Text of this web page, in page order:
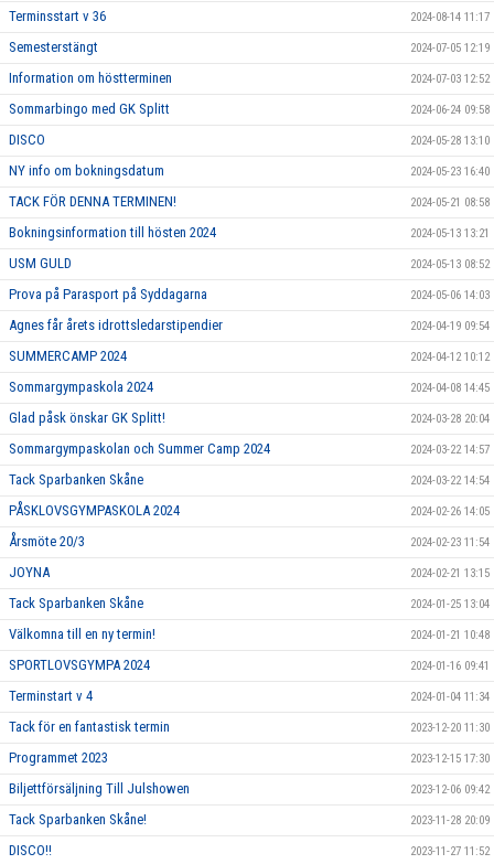
Terminsstart v 36 2024-08-14 11:17
Semesterstängt 2024-07-05 12:19
Information om höstterminen 2024-07-03 12:52
Sommarbingo med GK Splitt 2024-06-24 09:58
DISCO 2024-05-28 13:10
NY info om bokningsdatum 2024-05-23 16:40
TACK FÖR DENNA TERMINEN! 2024-05-21 08:58
Bokningsinformation till hösten 2024 2024-05-13 13:21
USM GULD 2024-05-13 08:52
Prova på Parasport på Syddagarna 2024-05-06 14:03
Agnes får årets idrottsledarstipendier 2024-04-19 09:54
SUMMERCAMP 2024 2024-04-12 10:12
Sommargympaskola 2024 2024-04-08 14:45
Glad påsk önskar GK Splitt! 2024-03-28 20:04
Sommargympaskolan och Summer Camp 2024 2024-03-22 14:57
Tack Sparbanken Skåne 2024-03-22 14:54
PÅSKLOVSGYMPASKOLA 2024 2024-02-26 14:05
Årsmöte 20/3 2024-02-23 11:54
JOYNA 2024-02-21 13:15
Tack Sparbanken Skåne 2024-01-25 13:04
Välkomna till en ny termin! 2024-01-21 10:48
SPORTLOVSGYMPA 2024 2024-01-16 09:41
Terminstart v 4 2024-01-04 11:34
Tack för en fantastisk termin 2023-12-20 11:30
Programmet 2023 2023-12-15 17:30
Biljettförsäljning Till Julshowen 2023-12-06 09:42
Tack Sparbanken Skåne! 2023-11-28 20:09
DISCO!! 2023-11-27 11:52